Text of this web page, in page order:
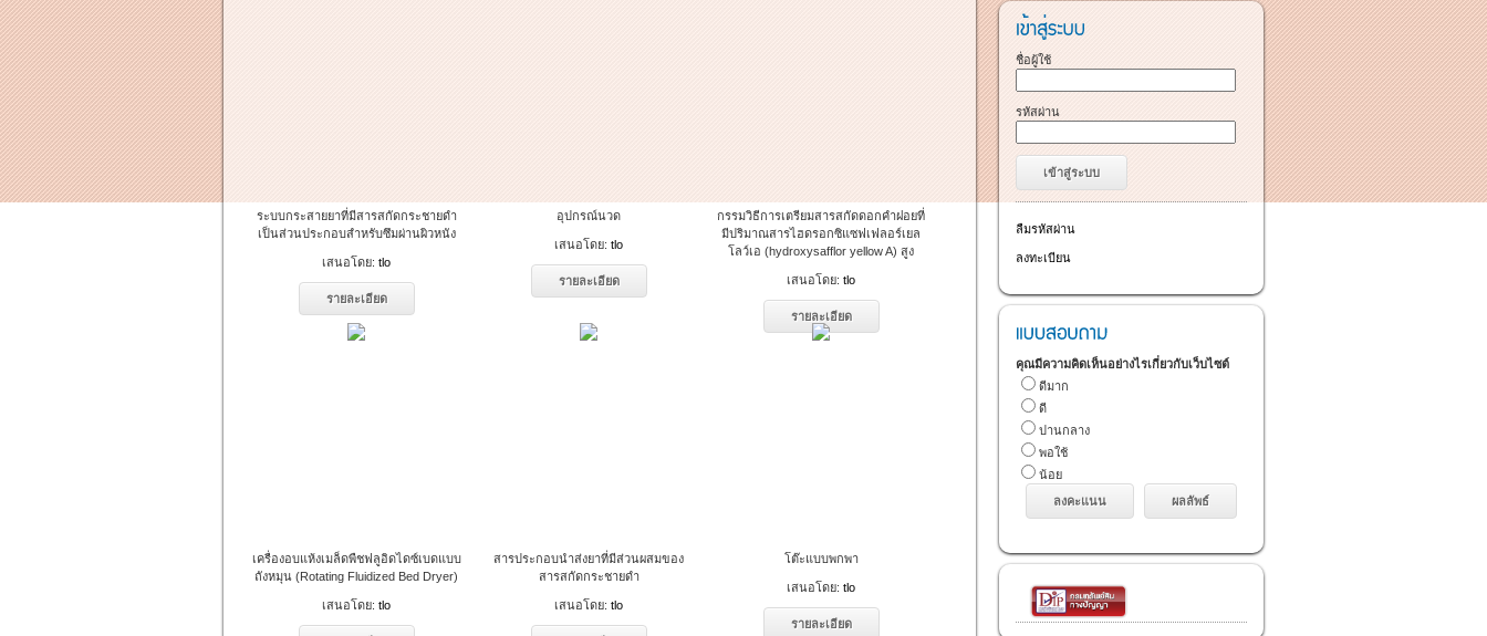
ระบบกระสายยาที่มีสารสกัดกระชายดำ
เป็นส่วนประกอบสำหรับซึมผ่านผิวหนัง
เสนอโดย: tlo
รายละเอียด
อุปกรณ์นวด
เสนอโดย: tlo
รายละเอียด
กรรมวิธีการเตรียมสารสกัดดอกคำฝอยที่
มีปริมาณสารไฮดรอกซิแซฟเฟลอร์เยล
โลว์เอ (hydroxysafflor yellow A) สูง
เสนอโดย: tlo
รายละเอียด
เครื่องอบแห้งเมล็ดพืชฟลูอิดไดซ์เบดแบบ
ถังหมุน (Rotating Fluidized Bed Dryer)
เสนอโดย: tlo
สารประกอบนำส่งยาที่มีส่วนผสมของ
สารสกัดกระชายดำ
เสนอโดย: tlo
โต๊ะแบบพกพา
เสนอโดย: tlo
รายละเอียด
ชื่อผู้ใช้
รหัสผ่าน
ลืมรหัสผ่าน
ลงทะเบียน
คุณมีความคิดเห็นอย่างไรเกี่ยวกับเว็บไซต์
ดีมาก
ดี
ปานกลาง
พอใช้
น้อย